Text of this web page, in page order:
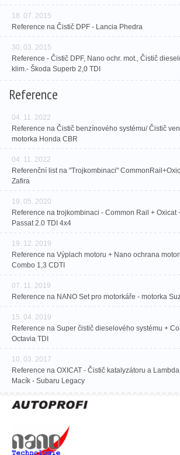
18. 07. 2015
Reference na Čistič DPF - Lancia Phedra
30. 03. 2015
Reference - Čistič DPF, Nano ochr. mot., Čistič
klim.- Škoda Superb 2,0 TDI
Reference
04. 11. 2022
Reference na Čistič benzínového systému/ Čistič
motorka Honda CBR
04. 11. 2022
Referenční list na "Trojkombinaci"
Zafira
19. 05. 2020
Reference na trojkombinaci - Common Rail + Oxicat
Passat 2.0 TDI 4x4
19. 12. 2019
Reference na Výplach motoru + Nano ochrana
Combo 1,3 CDTI
07. 11. 2019
Reference na NANO Set pro motorkáře - motorka
15. 04. 2019
Reference na Super čistič dieselového systému +
Octavia TDI
10. 03. 2017
Reference na OXICAT - Čistič katalyzátoru a
Macík - Subaru Legacy